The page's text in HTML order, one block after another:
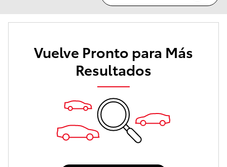
Vuelve Pronto para Más
Resultados